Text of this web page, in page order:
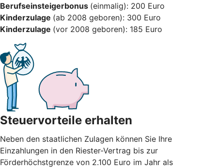
Berufseinsteigerbonus (einmalig): 200 Euro
Kinderzulage (ab 2008 geboren): 300 Euro
Kinderzulage (vor 2008 geboren): 185 Euro
Steuervorteile erhalten
Neben den staatlichen Zulagen können Sie Ihre
Einzahlungen in den Riester-Vertrag bis zur
Förderhöchstgrenze von 2.100 Euro im Jahr als